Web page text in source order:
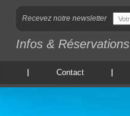
Recevez notre newsletter
Infos & Réservations
Contact